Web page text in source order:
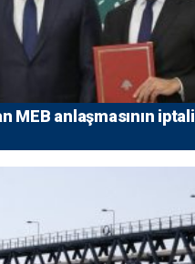
MEB anlaşmasının iptali